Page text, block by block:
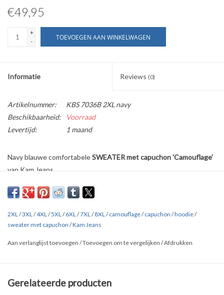
€49,95
+
-
TOEVOEGEN AAN WINKELWAGEN
Informatie Reviews (0)
Artikelnummer:
KBS 7036B 2XL navy
Beschikbaarheid:
Voorraad
Levertijd:
1 maand
Navy blauwe comfortabeleSWEATER met capuchon 'Camouflage'
van Kam Jeans.
Verkrijgbaar indrie kleurenin de maten
Fraai afgewerkte met ribboorden aan kraag, mouwen en
onderzoom.
Gemaakt van hoogwaardig polycotton.
Dit merk valt zéér ruim!
voor uitgebreide maten tabellen van alle merken.
2XL/3XL/4XL/5XL/6XL/7XL/8XL/camouflage/capuchon /hoodie/
sweater met capuchon /Kam Jeans
Aan verlanglijst toevoegen /Toevoegen om te vergelijken /Afdrukken
Gerelateerde producten